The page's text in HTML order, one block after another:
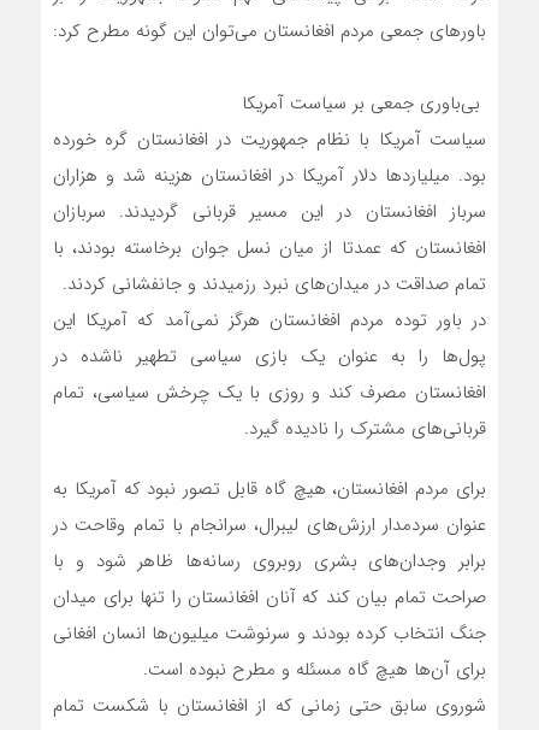
باورهای جمعی مردم افغانستان می‌توان این گونه مطرح کرد:
بی‌باوری جمعی بر سیاست آمریکا
سیاست آمریکا با نظام جمهوریت در افغانستان گره خورده
بود. میلیاردها دلار آمریکا در افغانستان هزینه شد و هزاران
سرباز افغانستان در این مسیر قربانی گردیدند. سربازان
افغانستان که عمدتا از میان نسل جوان برخاسته بودند، با
تمام صداقت در میدان‌های نبرد رزمیدند و جانفشانی کردند.
در باور توده مردم افغانستان هرگز نمی‌آمد که آمریکا این
پول‌ها را به عنوان یک بازی سیاسی تطهیر ناشده در
افغانستان مصرف کند و روزی با یک چرخش سیاسی، تمام
قربانی‌های مشترک را نادیده گیرد.
برای مردم افغانستان، هیچ گاه قابل تصور نبود که آمریکا به
عنوان سردمدار ارزش‌های لیبرال، سرانجام با تمام وقاحت در
برابر وجدان‌های بشری روبروی رسانه‌ها ظاهر شود و با
صراحت تمام بیان کند که آنان افغانستان را تنها برای میدان
جنگ انتخاب کرده بودند و سرنوشت میلیون‌ها انسان افغانی
برای آن‌ها هیچ گاه مسئله و مطرح نبوده است.
شوروی سابق حتی زمانی که از افغانستان با شکست تمام